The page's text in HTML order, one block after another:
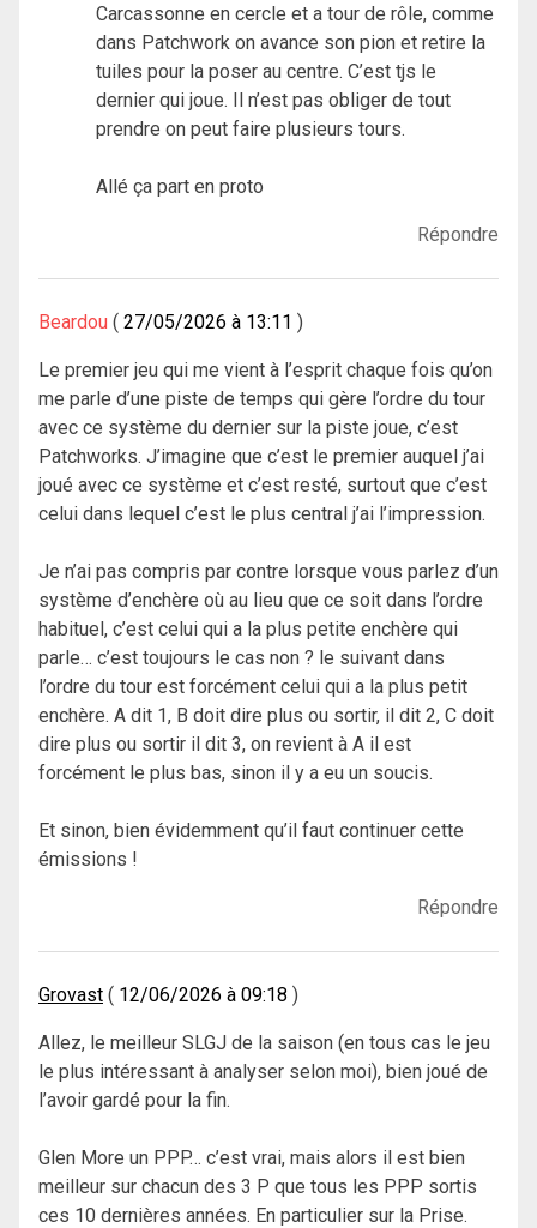
Carcassonne en cercle et a tour de rôle, comme
dans Patchwork on avance son pion et retire la
tuiles pour la poser au centre. C’est tjs le
dernier qui joue. Il n’est pas obliger de tout
prendre on peut faire plusieurs tours.
Allé ça part en proto
Répondre
Beardou 27/05/2026 à 13:11
Le premier jeu qui me vient à l’esprit chaque fois qu’on
me parle d’une piste de temps qui gère l’ordre du tour
avec ce système du dernier sur la piste joue, c’est
Patchworks. J’imagine que c’est le premier auquel j’ai
joué avec ce système et c’est resté, surtout que c’est
celui dans lequel c’est le plus central j’ai l’impression.
Je n’ai pas compris par contre lorsque vous parlez d’un
système d’enchère où au lieu que ce soit dans l’ordre
habituel, c’est celui qui a la plus petite enchère qui
parle… c’est toujours le cas non ? le suivant dans
l’ordre du tour est forcément celui qui a la plus petit
enchère. A dit 1, B doit dire plus ou sortir, il dit 2, C doit
dire plus ou sortir il dit 3, on revient à A il est
forcément le plus bas, sinon il y a eu un soucis.
Et sinon, bien évidemment qu’il faut continuer cette
émissions !
Répondre
Grovast 12/06/2026 à 09:18
Allez, le meilleur SLGJ de la saison (en tous cas le jeu
le plus intéressant à analyser selon moi), bien joué de
l’avoir gardé pour la fin.
Glen More un PPP… c’est vrai, mais alors il est bien
meilleur sur chacun des 3 P que tous les PPP sortis
ces 10 dernières années. En particulier sur la Prise.